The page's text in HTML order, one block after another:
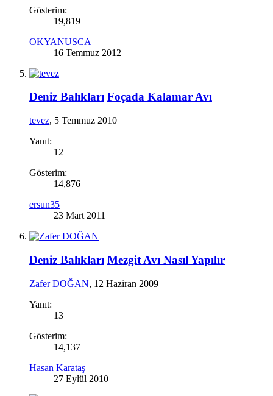
Gösterim:
19,819
OKYANUSCA
16 Temmuz 2012
Deniz Balıkları Foçada Kalamar Avı
tevez, 5 Temmuz 2010
Yanıt:
12
Gösterim:
14,876
ersun35
23 Mart 2011
Deniz Balıkları Mezgit Avı Nasıl Yapılır
Zafer DOĞAN, 12 Haziran 2009
Yanıt:
13
Gösterim:
14,137
Hasan Karataş
27 Eylül 2010